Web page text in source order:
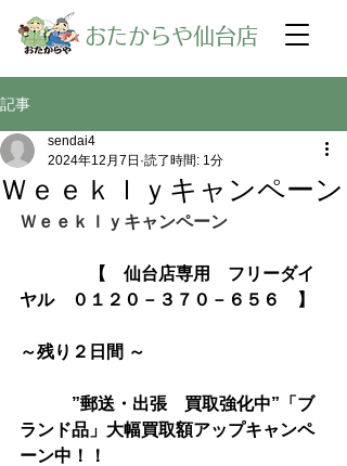
​おたからや仙台店
記事
Ｗｅｅｋｌｙキャンペーン
sendai4
2024年12月7日 読了時間: 1分
Ｗｅｅｋｌｙキャンペーン
【　仙台店専用　フリーダイ
ヤル　０１２０－３７０－６５６　】
～残り２日間 ～
”郵送・出張　買取強化中”「ブ
ランド品」大幅買取額アップキャンペ
ーン中！！